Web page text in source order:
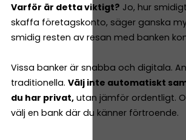
Varför är detta viktigt? Jo, hur
skaffa företagskonto, säger ganska
smidig resten av resan med banken
Vissa banker är snabba och digitala.
traditionella. Välj inte automatiskt
du har privat, utan jämför ordentligt.
välj en bank där du känner förtroende.